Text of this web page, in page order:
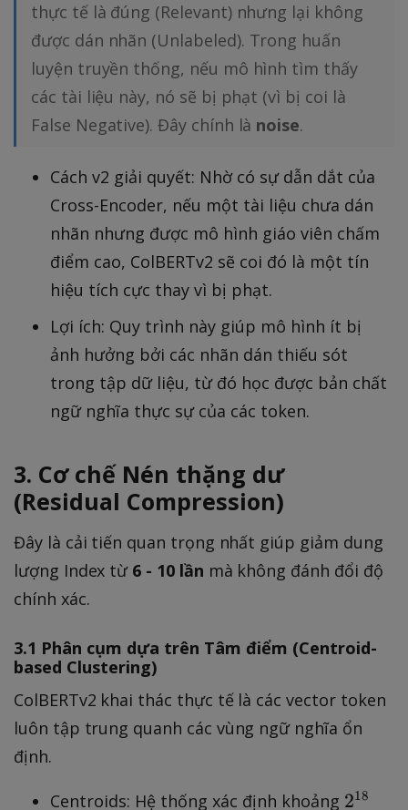
thực tế là đúng (Relevant) nhưng lại không
được dán nhãn (Unlabeled). Trong huấn
luyện truyền thống, nếu mô hình tìm thấy
các tài liệu này, nó sẽ bị phạt (vì bị coi là
False Negative). Đây chính là noise.
Cách v2 giải quyết: Nhờ có sự dẫn dắt của
Cross-Encoder, nếu một tài liệu chưa dán
nhãn nhưng được mô hình giáo viên chấm
điểm cao, ColBERTv2 sẽ coi đó là một tín
hiệu tích cực thay vì bị phạt.
Lợi ích: Quy trình này giúp mô hình ít bị
ảnh hưởng bởi các nhãn dán thiếu sót
trong tập dữ liệu, từ đó học được bản chất
ngữ nghĩa thực sự của các token.
3. Cơ chế Nén thặng dư
(Residual Compression)
Đây là cải tiến quan trọng nhất giúp giảm dung
lượng Index từ 6 - 10 lần mà không đánh đổi độ
chính xác.
3.1 Phân cụm dựa trên Tâm điểm (Centroid-
based Clustering)
ColBERTv2 khai thác thực tế là các vector token
luôn tập trung quanh các vùng ngữ nghĩa ổn
định.
Centroids: Hệ thống xác định khoảng 2
218